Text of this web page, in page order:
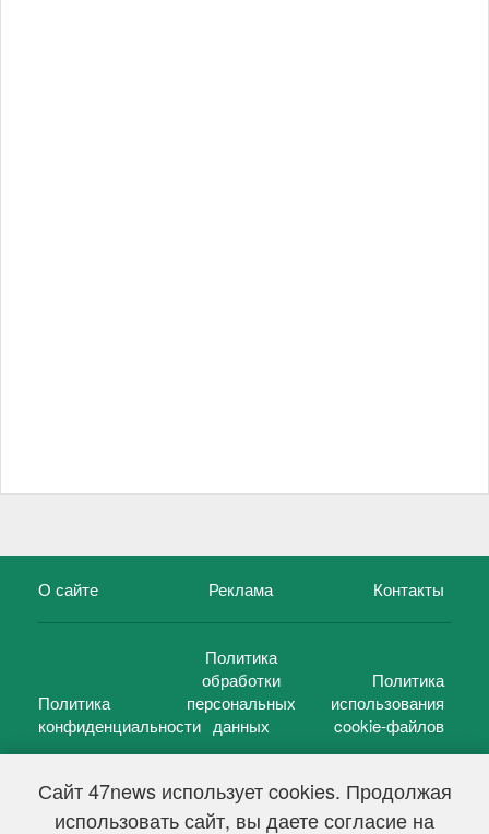
Сайт 47news использует cookies. Продолжая
использовать сайт, вы даете согласие на
О сайте Реклама Контакты
Политика
конфиденциальности
Политика
обработки
персональных
данных
Политика
использования
cookie-файлов